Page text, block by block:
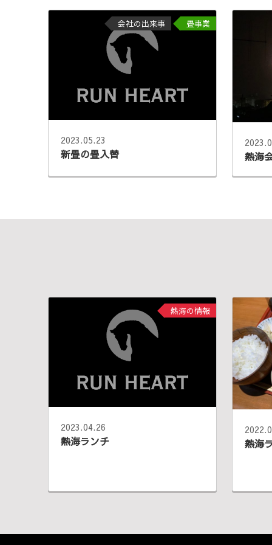
会社の出来事 畳事業
2023.05.23
新畳の畳入替 熱海
熱海の情報
2023.04.26
熱海ランチ 熱海